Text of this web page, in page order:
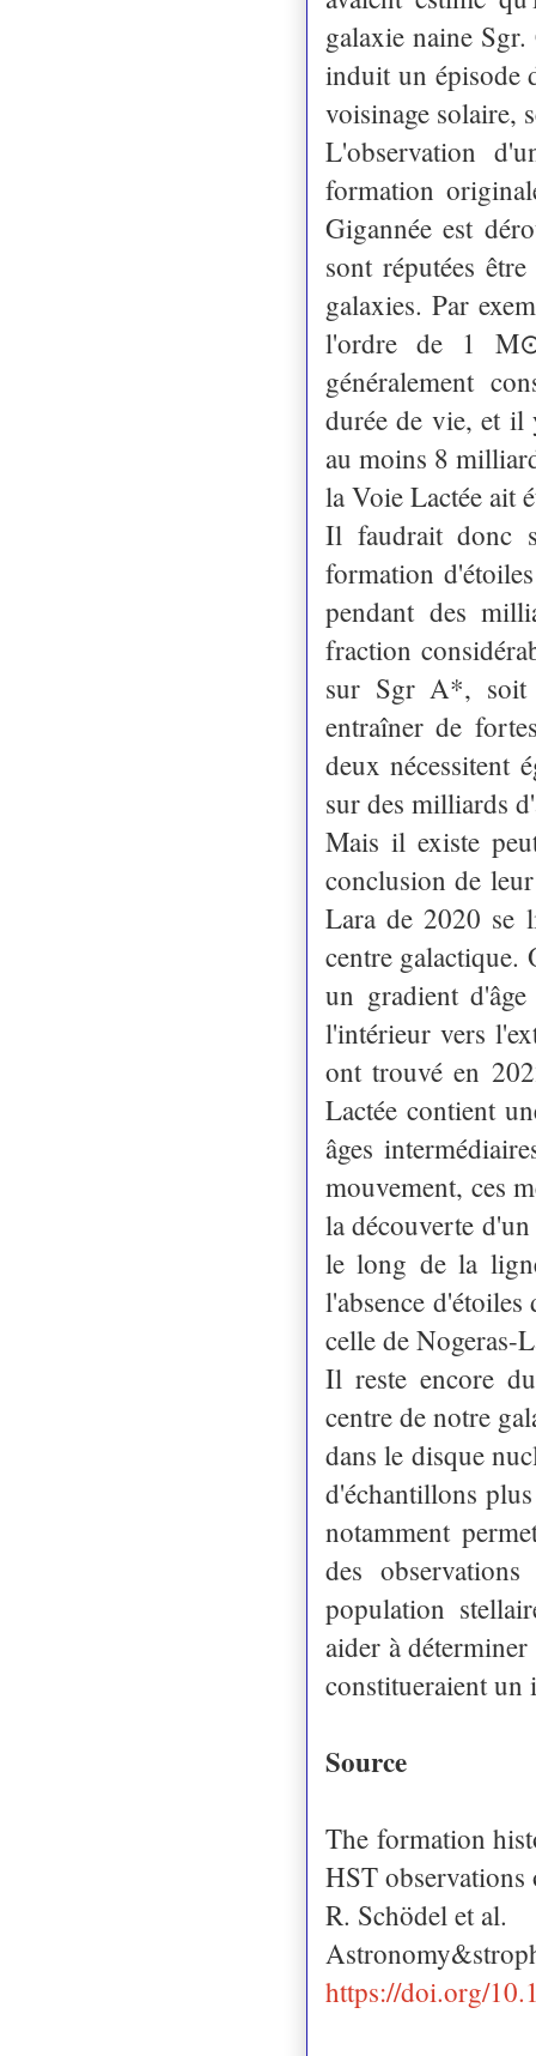
galaxie naine
induit un épisode
voisinage solaire,
L'observation
formation
Gigannée est
sont réputées
galaxies. Par
l'ordre de 1
généralement
durée de vie, et il
au moins 8
la Voie Lactée ait
Il faudrait donc
formation
pendant des
fraction
sur Sgr A*, soit
entraîner de
deux nécessitent
sur des milliards
Mais il existe
conclusion de
Lara de 2020 se
centre galactique.
un gradient
l'intérieur vers
ont trouvé en
Lactée contient
âges
mouvement, ces
la découverte
le long de la
l'absence
celle de Nogeras-
Il reste encore
centre de notre
dans le disque
d'échantillons
notamment
des
population
aider à
constitueraient un
Source
The formation
HST
R. Schödel et al.
https://doi.org/